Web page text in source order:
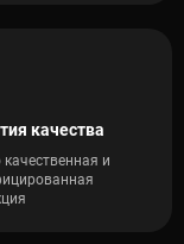
качества
качественная и